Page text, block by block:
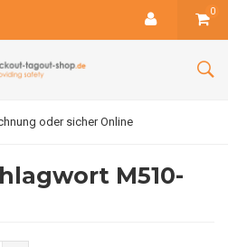
0
oder sicher Online
M510-